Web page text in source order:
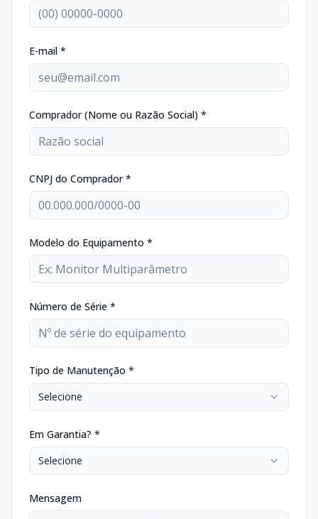
E-mail *
Comprador (Nome ou Razão Social) *
CNPJ do Comprador *
Modelo do Equipamento *
Número de Série *
Tipo de Manutenção *
Selecione
Em Garantia? *
Selecione
Mensagem